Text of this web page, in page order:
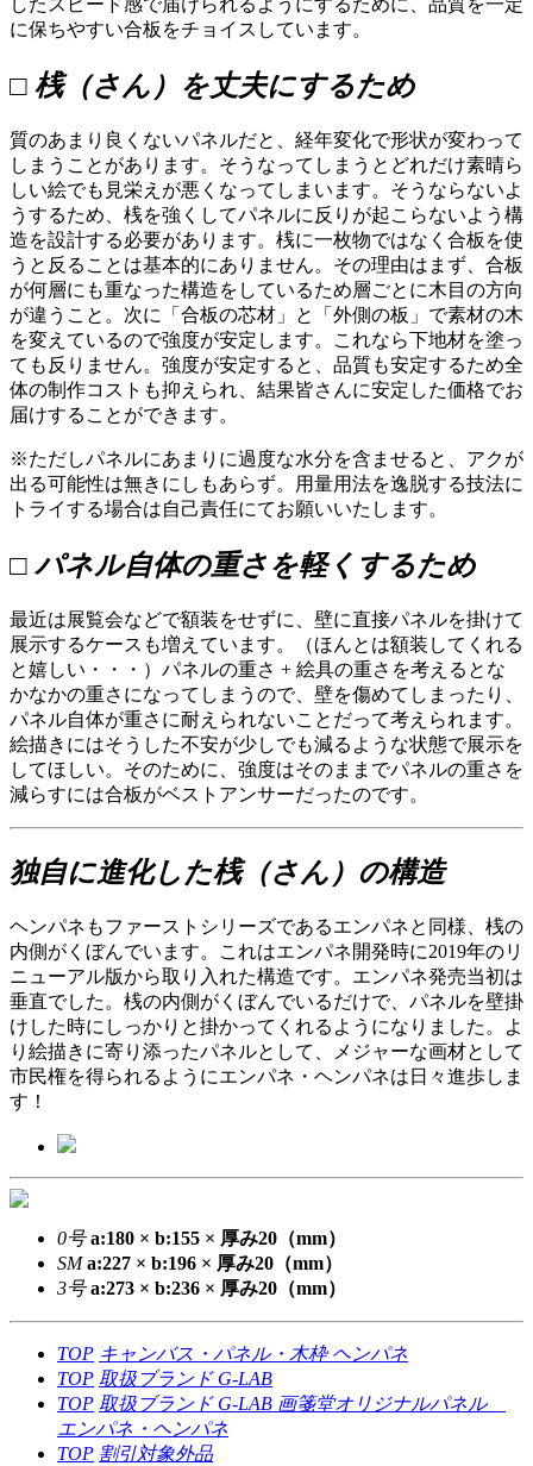
したスピード感で届けられるようにするために、品質を一定
に保ちやすい合板をチョイスしています。
□ 桟（さん）を丈夫にするため
質のあまり良くないパネルだと、経年変化で形状が変わって
しまうことがあります。そうなってしまうとどれだけ素晴ら
しい絵でも見栄えが悪くなってしまいます。そうならないよ
うするため、桟を強くしてパネルに反りが起こらないよう構
造を設計する必要があります。桟に一枚物ではなく合板を使
うと反ることは基本的にありません。その理由はまず、合板
が何層にも重なった構造をしているため層ごとに木目の方向
が違うこと。次に「合板の芯材」と「外側の板」で素材の木
を変えているので強度が安定します。これなら下地材を塗っ
ても反りません。強度が安定すると、品質も安定するため全
体の制作コストも抑えられ、結果皆さんに安定した価格でお
届けすることができます。
※ただしパネルにあまりに過度な水分を含ませると、アクが
出る可能性は無きにしもあらず。用量用法を逸脱する技法に
トライする場合は自己責任にてお願いいたします。
□ パネル自体の重さを軽くするため
最近は展覧会などで額装をせずに、壁に直接パネルを掛けて
展示するケースも増えています。（ほんとは額装してくれる
と嬉しい・・・）パネルの重さ + 絵具の重さを考えるとな
かなかの重さになってしまうので、壁を傷めてしまったり、
パネル自体が重さに耐えられないことだって考えられます。
絵描きにはそうした不安が少しでも減るような状態で展示を
してほしい。そのために、強度はそのままでパネルの重さを
減らすには合板がベストアンサーだったのです。
独自に進化した桟（さん）の構造
ヘンパネもファーストシリーズであるエンパネと同様、桟の
内側がくぼんでいます。これはエンパネ開発時に2019年のリ
ニューアル版から取り入れた構造です。エンパネ発売当初は
垂直でした。桟の内側がくぼんでいるだけで、パネルを壁掛
けした時にしっかりと掛かってくれるようになりました。よ
り絵描きに寄り添ったパネルとして、メジャーな画材として
市民権を得られるようにエンパネ・ヘンパネは日々進歩しま
す！
0号a:180 × b:155 × 厚み20（mm）
SMa:227 × b:196 × 厚み20（mm）
3号a:273 × b:236 × 厚み20（mm）
TOP キャンバス・パネル・木枠ヘンパネ
TOP 取扱ブランド G-LAB
TOP 取扱ブランド G-LAB 画箋堂オリジナルパネル
エンパネ・ヘンパネ
TOP 割引対象外品